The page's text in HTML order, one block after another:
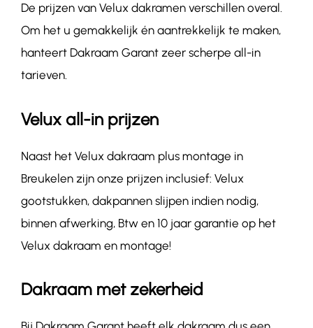
De prijzen van Velux dakramen verschillen overal.
Om het u gemakkelijk én aantrekkelijk te maken,
hanteert Dakraam Garant zeer scherpe all-in
tarieven.
Velux all-in prijzen
Naast het Velux dakraam plus montage in
Breukelen zijn onze prijzen inclusief: Velux
gootstukken, dakpannen slijpen indien nodig,
binnen afwerking, Btw en 10 jaar garantie op het
Velux dakraam en montage!
Dakraam met zekerheid